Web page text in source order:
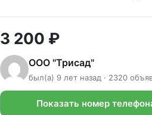
3 200 ₽
ООО "Трисад"
был(а) 9 лет назад · 2320
Показать номер